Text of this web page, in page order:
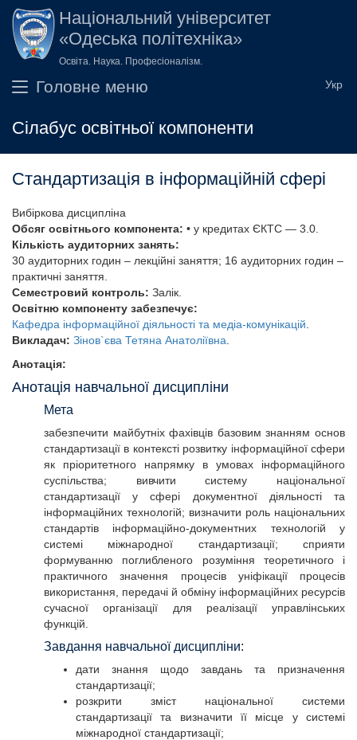
Перейти до основного вмісту
Національний університет
«Одеська політехніка»
Освіта. Наука. Професіоналізм.
Головне меню
Сілабус освітньої компоненти
Стандартизація в інформаційній сфері
Вибіркова дисципліна
Обсяг освітнього компонента: • у кредитах ЄКТС — 3.0.
Кількість аудиторних занять:
30 аудиторних годин – лекційні заняття; 16 аудиторних годин –
практичні заняття.
Семестровий контроль: Залік.
Освітню компоненту забезпечує:
Кафедра інформаційної діяльності та медіа-комунікацій
Викладач: Зінов`єва Тетяна Анатоліївна
Анотація:
Анотація навчальної дисципліни
Мета
забезпечити майбутніх фахівців базовим знанням основ
стандартизації в контексті розвитку інформаційної сфери
як пріоритетного напрямку в умовах інформаційного
суспільства; вивчити систему національної
стандартизації у сфері документної діяльності та
інформаційних технологій; визначити роль національних
стандартів інформаційно-документних технологій у
системі міжнародної стандартизації; сприяти
формуванню поглибленого розуміння теоретичного і
практичного значення процесів уніфікації процесів
використання, передачі й обміну інформаційних ресурсів
сучасної організації для реалізації управлінських
функцій.
Завдання навчальної дисципліни:
дати знання щодо завдань та призначення
стандартизації;
розкрити зміст національної системи
стандартизації та визначити її місце у системі
міжнародної стандартизації;